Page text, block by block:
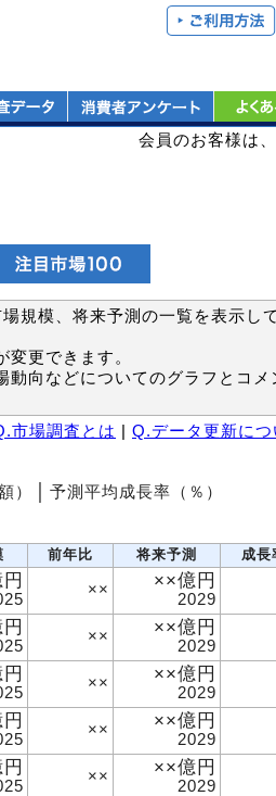
会員のお客様は、
規模、将来予測の一覧を表示し
更できます。
動向などについてのグラフとコメ
市場調査とは
Q.データ更新につ
）
予測平均成長率（％）
前年比 将来予測 成長
×× ××億円
2029
×× ××億円
2029
×× ××億円
2029
×× ××億円
2029
×× ××億円
2029